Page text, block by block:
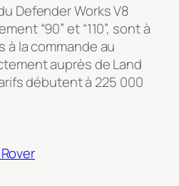
Defender Works V8
“90” et “110”, sont à
la commande au
auprès de Land
débutent à 225 000